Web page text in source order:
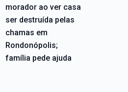
morador ao ver casa
ser destruída pelas
chamas em
Rondonópolis;
família pede ajuda